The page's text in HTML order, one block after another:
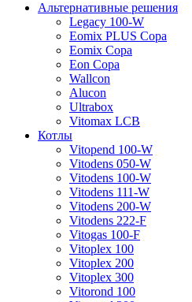
Альтернативные решения
Legacy 100-W
Eomix PLUS Copa
Eomix Copa
Eon Copa
Wallcon
Alucon
Ultrabox
Vitomax LCB
Котлы
Vitopend 100-W
Vitodens 050-W
Vitodens 100-W
Vitodens 111-W
Vitodens 200-W
Vitodens 222-F
Vitogas 100-F
Vitoplex 100
Vitoplex 200
Vitoplex 300
Vitorond 100